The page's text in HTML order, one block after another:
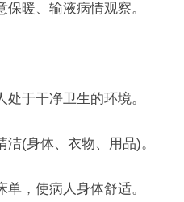
暖、输液病情观察。
于干净卫生的环境。
(身体、衣物、用品)。
，使病人身体舒适。